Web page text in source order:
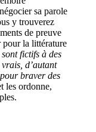
sa parole
y trouverez
de preuve
pour la littérature
sont fictifs à des
d’autant
braver des
les ordonne,